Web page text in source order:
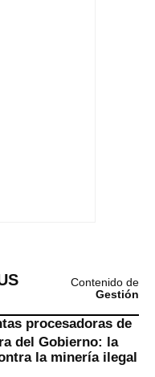
Contenido de
Gestión
procesadoras de
del Gobierno: la
la minería ilegal